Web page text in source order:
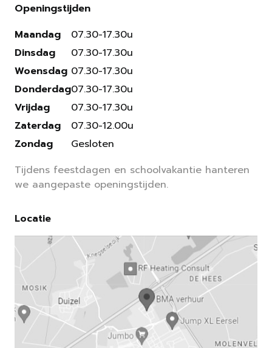
Openingstijden
Maandag
Dinsdag
Woensdag
Donderdag
Vrijdag
Zaterdag
Zondag
07.30-17.30u
07.30-17.30u
07.30-17.30u
07.30-17.30u
07.30-17.30u
07.30-12.00u
Gesloten
Tijdens feestdagen en schoolvakantie hanteren
we aangepaste openingstijden.
Locatie